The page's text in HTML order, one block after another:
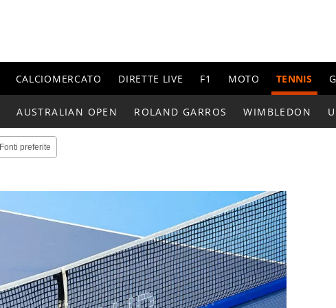
CALCIOMERCATO DIRETTE LIVE F1 MOTO TENNIS
AUSTRALIAN OPEN ROLAND GARROS WIMBLEDON
Fonti preferite